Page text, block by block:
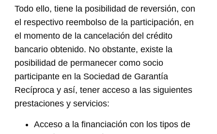
Todo ello, tiene la posibilidad de reversión, con
el respectivo reembolso de la participación, en
el momento de la cancelación del crédito
bancario obtenido. No obstante, existe la
posibilidad de permanecer como socio
participante en la Sociedad de Garantía
Recíproca y así, tener acceso a las siguientes
prestaciones y servicios:
Acceso a la financiación con los tipos de